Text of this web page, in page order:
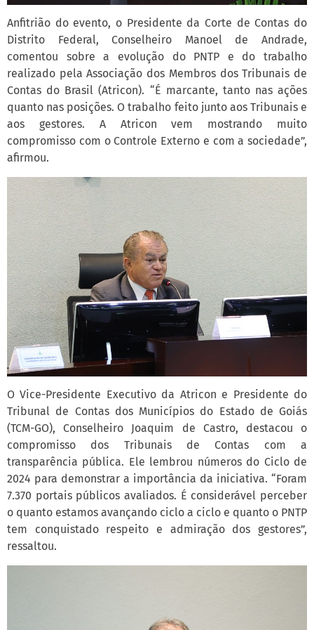
Anfitrião do evento, o Presidente da Corte de Contas do
Distrito Federal, Conselheiro Manoel de Andrade,
comentou sobre a evolução do PNTP e do trabalho
realizado pela Associação dos Membros dos Tribunais de
Contas do Brasil (Atricon). “É marcante, tanto nas ações
quanto nas posições. O trabalho feito junto aos Tribunais e
aos gestores. A Atricon vem mostrando muito
compromisso com o Controle Externo e com a sociedade”,
afirmou.
O Vice-Presidente Executivo da Atricon e Presidente do
Tribunal de Contas dos Municípios do Estado de Goiás
(TCM-GO), Conselheiro Joaquim de Castro, destacou o
compromisso dos Tribunais de Contas com a
transparência pública. Ele lembrou números do Ciclo de
2024 para demonstrar a importância da iniciativa. “Foram
7.370 portais públicos avaliados. É considerável perceber
o quanto estamos avançando ciclo a ciclo e quanto o PNTP
tem conquistado respeito e admiração dos gestores”,
ressaltou.